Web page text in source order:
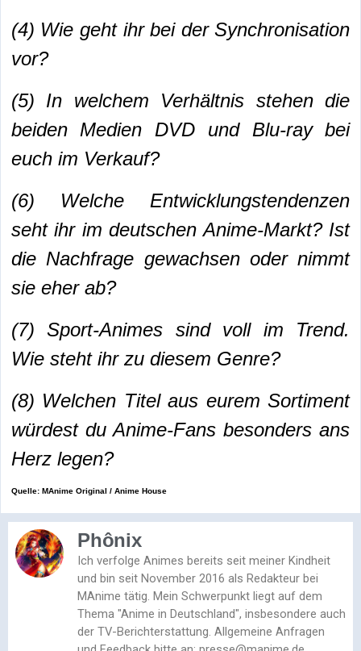
(4) Wie geht ihr bei der Synchronisation
vor?
(5) In welchem Verhältnis stehen die
beiden Medien DVD und Blu-ray bei
euch im Verkauf?
(6) Welche Entwicklungstendenzen
seht ihr im deutschen Anime-Markt? Ist
die Nachfrage gewachsen oder nimmt
sie eher ab?
(7) Sport-Animes sind voll im Trend.
Wie steht ihr zu diesem Genre?
(8) Welchen Titel aus eurem Sortiment
würdest du Anime-Fans besonders ans
Herz legen?
Quelle: MAnime Original / Anime House
Phônix
Ich verfolge Animes bereits seit meiner Kindheit
und bin seit November 2016 als Redakteur bei
MAnime tätig. Mein Schwerpunkt liegt auf dem
Thema "Anime in Deutschland", insbesondere auch
der TV-Berichterstattung. Allgemeine Anfragen